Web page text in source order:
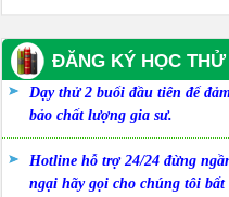
ĐĂNG KÝ HỌC THỬ
Dạy thử 2 buổi đầu tiên để
bảo chất lượng gia sư.
Hotline hỗ trợ 24/24 đừng
ngại hãy gọi cho chúng tôi bất